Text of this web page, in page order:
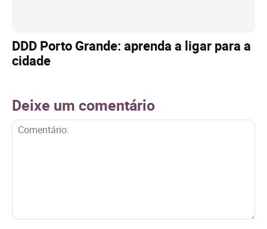
DDD Porto Grande: aprenda a ligar para a
cidade
Deixe um comentário